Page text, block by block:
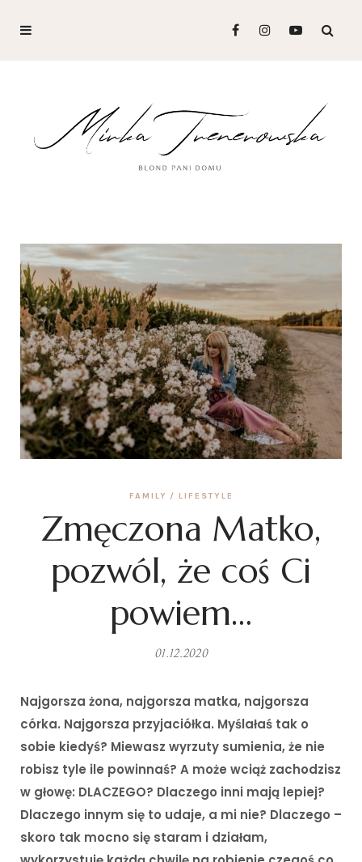
FAMILY LIFESTYLE
Zmęczona Matko,
pozwól, że coś Ci
powiem…
01.12.2020
Najgorsza żona, najgorsza matka, najgorsza
córka. Najgorsza przyjaciółka. Myślałaś tak o
sobie kiedyś? Miewasz wyrzuty sumienia, że nie
robisz tyle ile powinnaś? A może wciąż zachodzisz
w głowę: DLACZEGO? Dlaczego inni mają lepiej?
Dlaczego innym się to udaje, a mi nie? Dlaczego –
skoro tak mocno się staram i działam,